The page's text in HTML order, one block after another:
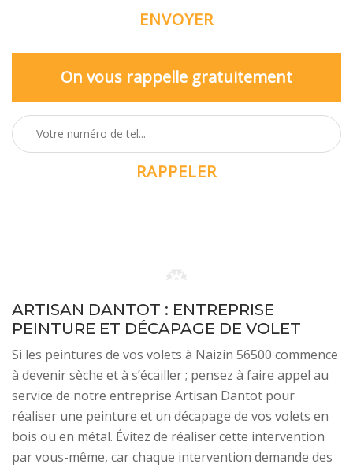
On vous rappelle gratuitement
ARTISAN DANTOT : ENTREPRISE
PEINTURE ET DÉCAPAGE DE VOLET
Si les peintures de vos volets à Naizin 56500 commence
à devenir sèche et à s’écailler ; pensez à faire appel au
service de notre entreprise Artisan Dantot pour
réaliser une peinture et un décapage de vos volets en
bois ou en métal. Évitez de réaliser cette intervention
par vous-même, car chaque intervention demande des